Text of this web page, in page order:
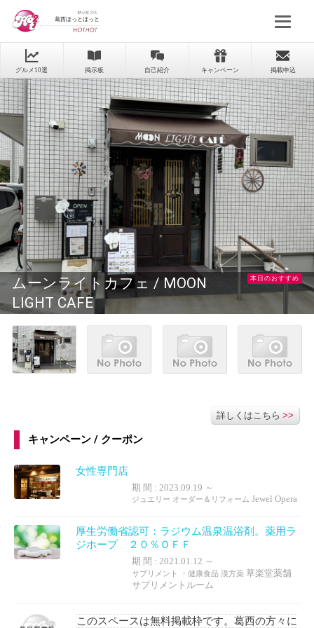
葛西ほっとほっと
グルメ10選 掲示板 自己紹介 キャンペーン 掲載申込
本日のおすすめ
ムーンライトカフェ / MOON
LIGHT CAFE
詳しくはこちら >>
キャンペーン / クーポン
女性専門店
期 間 : 2023.09.19 ～
ジュエリー オーダー＆リフォーム Jewel Opera
厚生労働省認可：ラジウム温泉温浴剤。薬用ラ
ジホープ ２０％ＯＦＦ
期 間 : 2021.01.12 ～
サプリメント ・健康食品 漢方薬 草楽堂薬舗
サプリメントルーム
このスペースは無料掲載枠です。葛西の方々に